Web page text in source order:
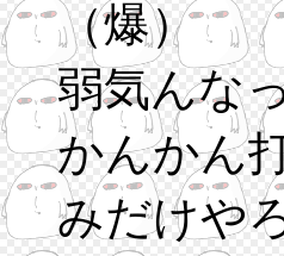
（爆）
弱気んな
かんかん
みだけや